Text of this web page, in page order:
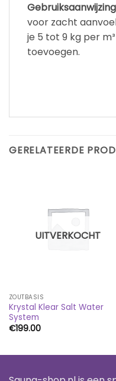
voor zacht
je 5 tot 9 kg per
toevoegen.
GERELATEERDE
UITVERKOCHT
ZOUTBASIS
Krystal Klear Salt Water
System
€199.00